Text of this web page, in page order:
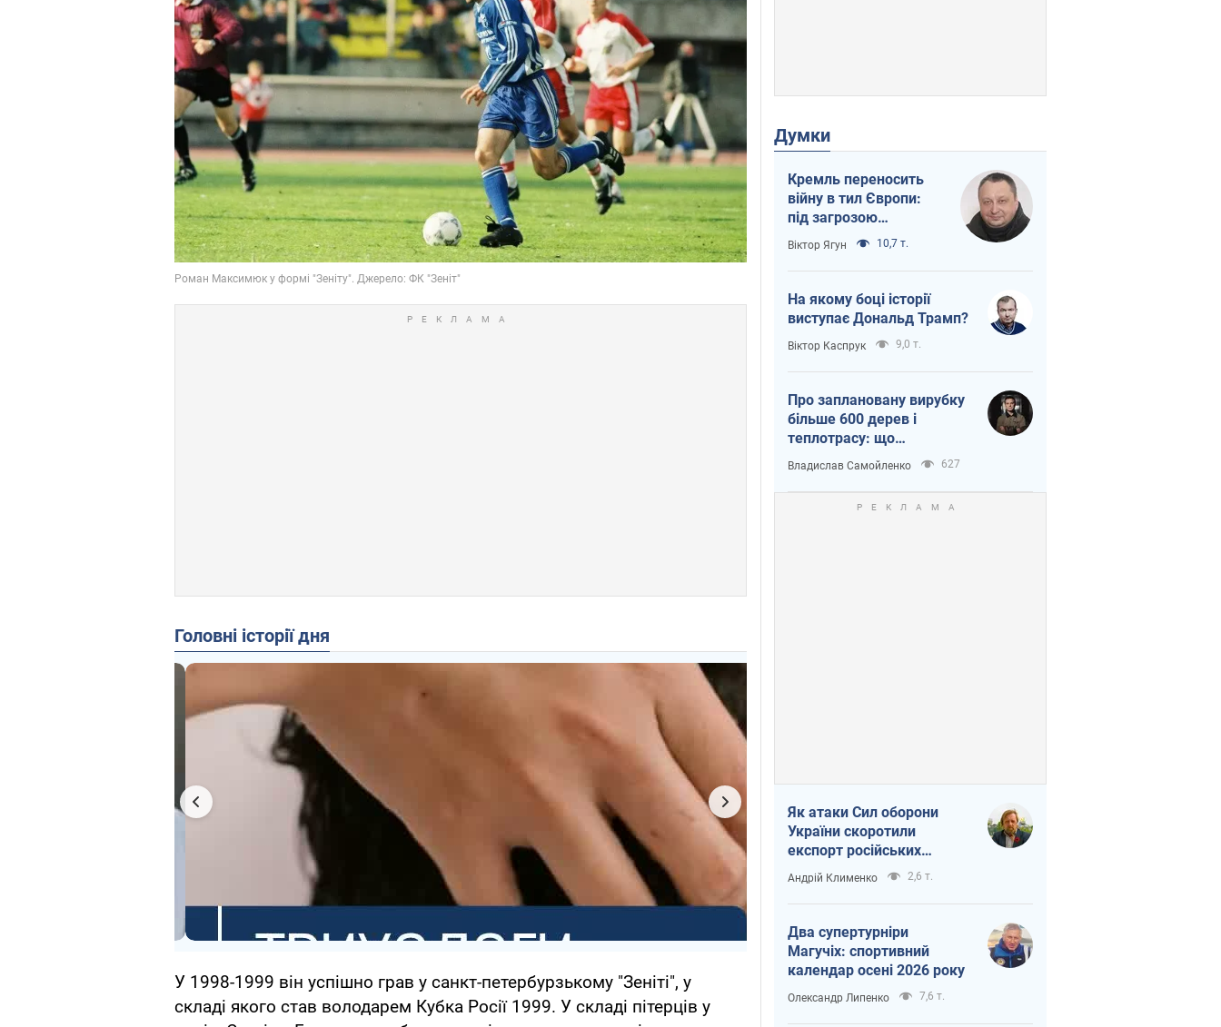
Головні історії дня
У 1998-1999 він успішно грав у санкт-петербурзькому "Зеніті", у
складі якого став володарем Кубка Росії 1999. У складі пітерців у
Думки
Кремль переносить
війну в тил Європи:
під загрозою
критична логістика
Віктор Ягун 10,7 т.
На якому боці історії
виступає Дональд Трамп?
Віктор Каспрук 9,0 т.
Про заплановану вирубку
більше 600 дерев і
теплотрасу: що
відбувається на Теремках
у Києві
Владислав Самойленко 627
Як атаки Сил оборони
України скоротили
експорт російських
нафтопродуктів
Андрій Клименко 2,6 т.
Два супертурніри
Магучіх: спортивний
календар осені 2026 року
Олександр Липенко 7,6 т.